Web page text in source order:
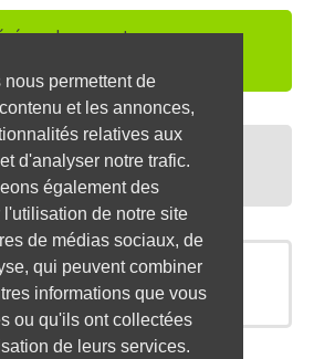
nous permettent de
et les annonces,
relatives aux
d'analyser notre trafic.
également des
de notre site
de médias sociaux, de
qui peuvent combiner
informations que vous
ou qu'ils ont collectées
de leurs services.
par les recruteurs,
VOTRE CV
entretiens,